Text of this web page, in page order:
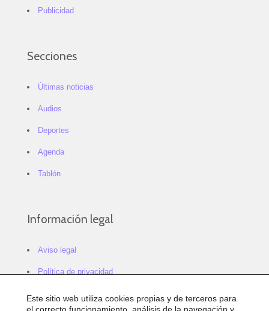
Publicidad
Secciones
Últimas noticias
Audios
Deportes
Agenda
Tablón
Información legal
Aviso legal
Política de privacidad
Política de cookies
Este sitio web utiliza cookies propias y de terceros para